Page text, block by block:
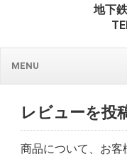
地下
MENU
レビューを投
商品について、お客